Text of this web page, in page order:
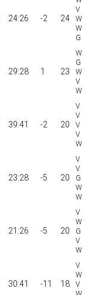
24:26 -2 24
29:28 1 23
39:41 -2 20
23:28 -5 20
21:26 -5 20
30:41 -11 18